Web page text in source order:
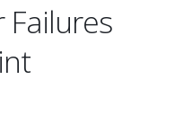
Failures